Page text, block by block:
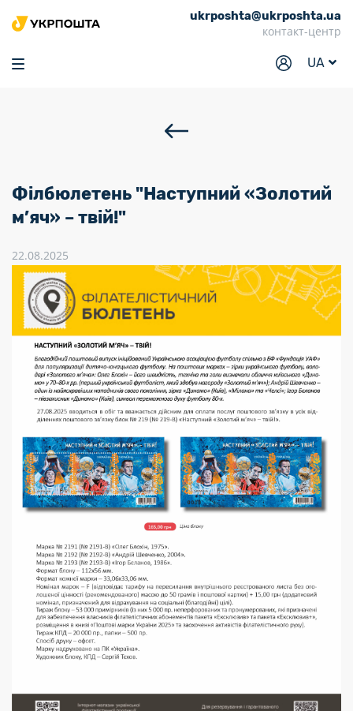
ukrposhta@ukrposhta.ua
контакт-центр
UA
Головна
Маркет
Відділення
Кар’єра
Для бізнесу
Філбюлетень "Наступний «Золотий
м’яч» – твій!"
22.08.2025